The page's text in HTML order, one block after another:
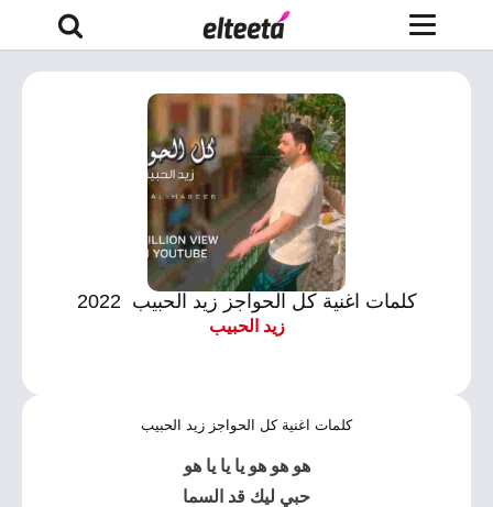
كلمات اغنية كل الحواجز زيد الحبيب 2022
زيد الحبيب
كلمات اغنية كل الحواجز زيد الحبيب
هو هو هو يا يا يا هو
حبي ليك قد السما